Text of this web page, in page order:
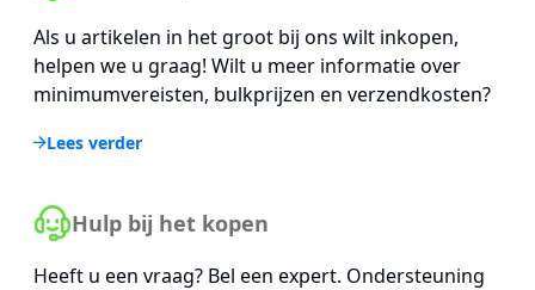
Als u artikelen in het groot bij ons wilt inkopen,
helpen we u graag! Wilt u meer informatie over
minimumvereisten, bulkprijzen en verzendkosten?
Lees verder
Hulp bij het kopen
Heeft u een vraag? Bel een expert. Ondersteuning